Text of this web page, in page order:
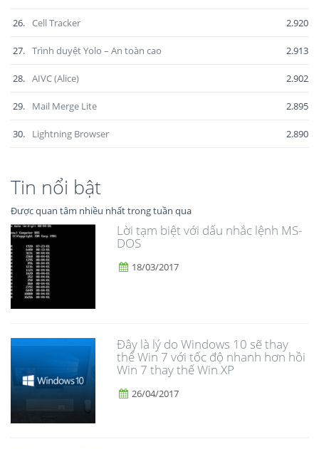
26. Cell Tracker 2.920
27. Trình duyệt Yolo – An toàn cao 2.913
28. AIVC (Alice) 2.902
29. Mail Merge Lite 2.895
30. Lightning Browser 2.890
Tin nổi bật
Được quan tâm nhiều nhất trong tuần qua
Lời tạm biệt với dấu nhắc lệnh MS-
DOS
18/03/2017
Đây là lý do Windows 10 sẽ thay
thế Win 7 với tốc độ nhanh hơn hồi
Win 7 thay thế Win XP
26/04/2017